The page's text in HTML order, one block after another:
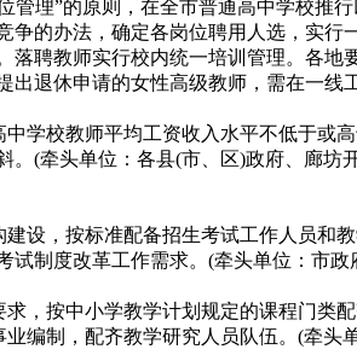
理”的原则，在全市普通高中学校推
的办法，确定各岗位聘用人选，实
聘教师实行校内统一培训管理。各
退休申请的女性高级教师，需在一
学校教师平均工资收入水平不低于或
(牵头单位：各县(市、区)政府、廊
设，按标准配备招生考试工作人员和
制度改革工作需求。(牵头单位：市
，按中小学教学计划规定的课程门类
编制，配齐教学研究人员队伍。(牵